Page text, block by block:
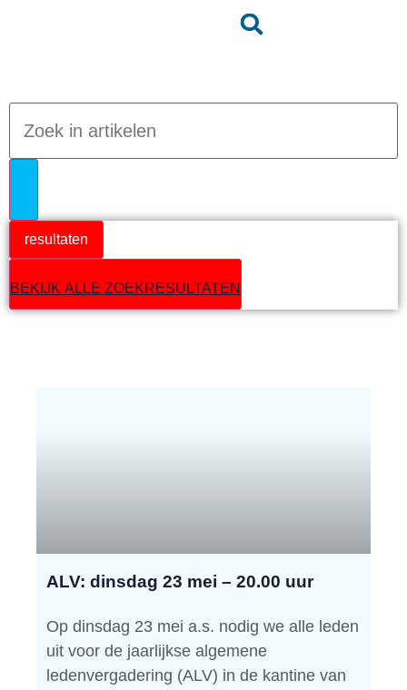
resultaten
BEKIJK ALLE ZOEKRESULTATEN
ALV: dinsdag 23 mei – 20.00 uur
Op dinsdag 23 mei a.s. nodig we alle leden
uit voor de jaarlijkse algemene
ledenvergadering (ALV) in de kantine van